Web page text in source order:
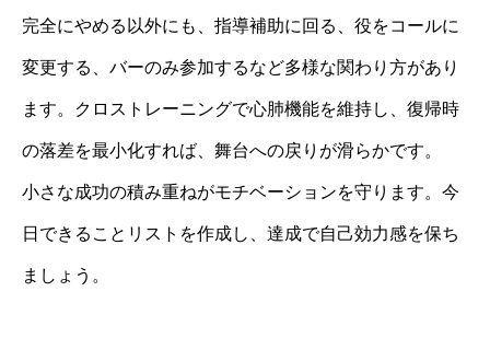
完全にやめる以外にも、指導補助に回る、役をコールに
変更する、バーのみ参加するなど多様な関わり方があり
ます。クロストレーニングで心肺機能を維持し、復帰時
の落差を最小化すれば、舞台への戻りが滑らかです。
小さな成功の積み重ねがモチベーションを守ります。今
日できることリストを作成し、達成で自己効力感を保ち
ましょう。